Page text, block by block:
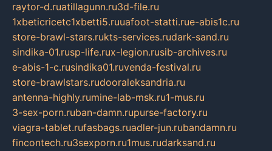
raytor-d.ruatillagunn.ru3d-file.ru
1xbeticricetc1xbetti5.ruuafoot-statti.rue-abis1c.ru
store-brawl-stars.rukts-services.rudark-sand.ru
sindika-01.rusp-life.rux-legion.rusib-archives.ru
e-abis-1-c.rusindika01.ruvenda-festival.ru
store-brawlstars.rudooraleksandria.ru
antenna-highly.rumine-lab-msk.ru1-mus.ru
3-sex-porn.ruban-damn.rupurse-factory.ru
viagra-tablet.rufasbags.ruadler-jun.rubandamn.ru
fincontech.ru3sexporn.ru1mus.rudarksand.ru